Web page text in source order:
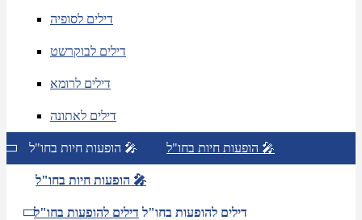
דילים לסופיה
דילים לבוקרשט
דילים לרומא
דילים לאתונה
הופעות חיות בחו"ל 🎤 הופעות חיות בחו"ל 🎤
הופעות חיות בחו"ל 🎤
דילים להופעות בחו"ל דילים להופעות בחו"ל